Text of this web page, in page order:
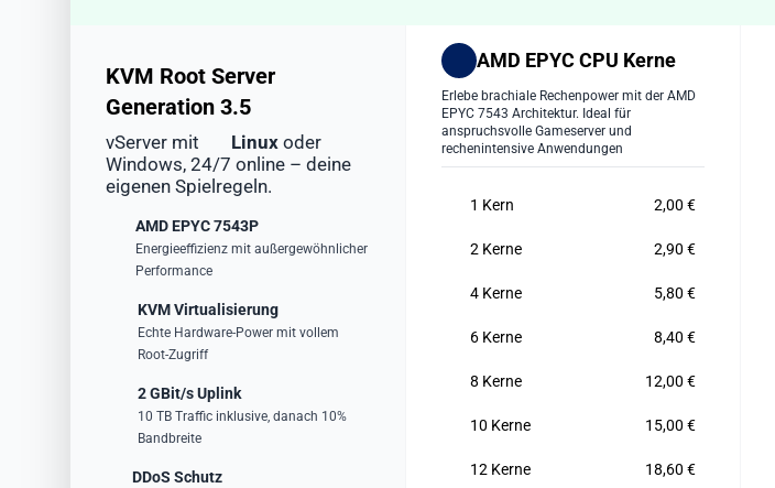
KVM Root Server
Generation 3.5
vServer mit Linux oder
Windows, 24/7 online – deine
eigenen Spielregeln.
AMD EPYC 7543P
Energieeffizienz mit außergewöhnlicher
Performance
KVM Virtualisierung
Echte Hardware-Power mit vollem
Root-Zugriff
2 GBit/s Uplink
10 TB Traffic inklusive, danach 10%
Bandbreite
DDoS Schutz
AMD EPYC CPU Kerne
Erlebe brachiale Rechenpower mit der AMD
EPYC 7543 Architektur. Ideal für
anspruchsvolle Gameserver und
rechenintensive Anwendungen
1 Kern 2,00 €
2 Kerne 2,90 €
4 Kerne 5,80 €
6 Kerne 8,40 €
8 Kerne 12,00 €
10 Kerne 15,00 €
12 Kerne 18,60 €